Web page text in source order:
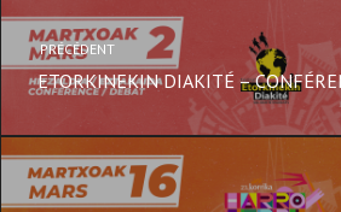
PRÉCÉDENT
ETORKINEKIN DIAKITÉ –